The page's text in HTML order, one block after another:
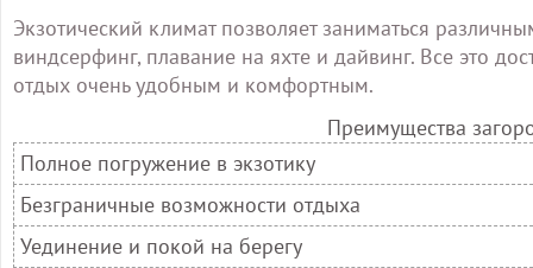
Экзотический климат позволяет заниматься
виндсерфинг, плавание на яхте и дайвинг. Все это
отдых очень удобным и комфортным.
Преимущества
Полное погружение в экзотику
Безграничные возможности отдыха
Уединение и покой на берегу